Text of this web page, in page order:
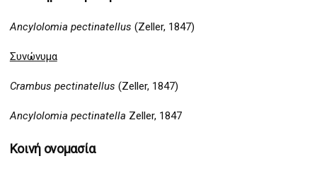
Ancylolomia pectinatellus (Zeller, 1847)
Συνώνυμα
Crambus pectinatellus (Zeller, 1847)
Ancylolomia pectinatella Zeller, 1847
Κοινή ονομασία